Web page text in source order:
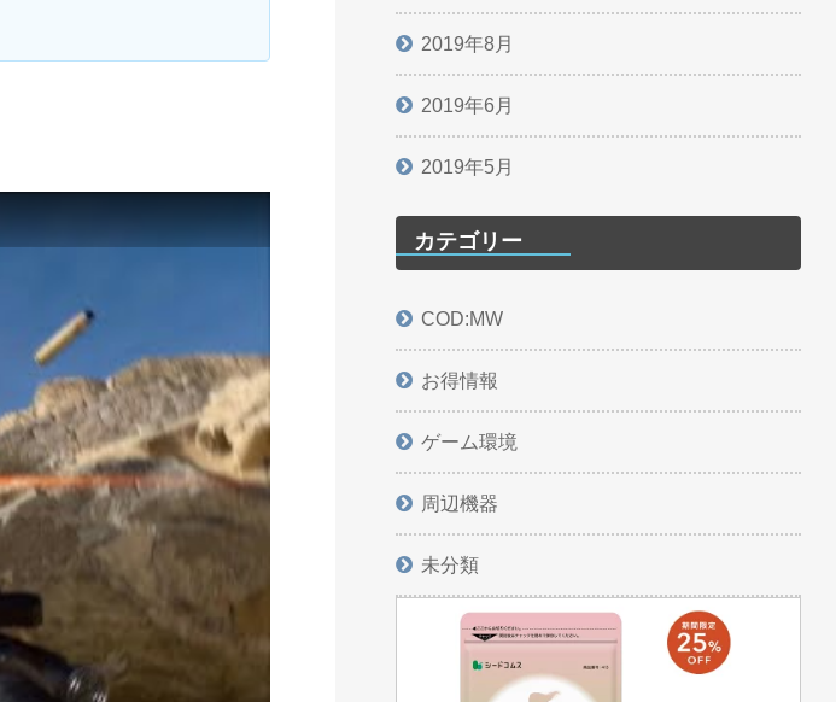
2019年8月
2019年6月
2019年5月
カテゴリー
COD:MW
お得情報
ゲーム環境
周辺機器
未分類